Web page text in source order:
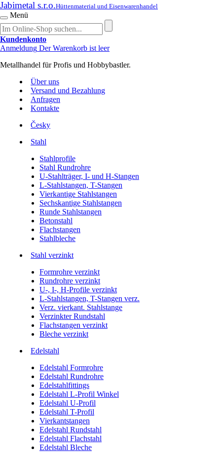
Jabimetal s.r.o.Hüttenmaterial und Eisenwarenhandel
Menü
Kundenkonto
Anmeldung Der Warenkorb ist leer
Metallhandel für Profis und Hobbybastler.
Über uns
Versand und Bezahlung
Anfragen
Kontakte
Česky
Stahl
Stahlprofile
Stahl Rundrohre
U-Stahlträger, I- und H-Stangen
L-Stahlstangen, T-Stangen
Vierkantige Stahlstangen
Sechskantige Stahlstangen
Runde Stahlstangen
Betonstahl
Flachstangen
Stahlbleche
Stahl verzinkt
Formrohre verzinkt
Rundrohre verzinkt
U-, I-, H-Profile verzinkt
L-Stahlstangen, T-Stangen verz.
Verz. vierkant. Stahlstange
Verzinkter Rundstahl
Flachstangen verzinkt
Bleche verzinkt
Edelstahl
Edelstahl Formrohre
Edelstahl Rundrohre
Edelstahlfittings
Edelstahl L-Profil Winkel
Edelstahl U-Profil
Edelstahl T-Profil
Vierkantstangen
Edelstahl Rundstahl
Edelstahl Flachstahl
Edelstahl Bleche